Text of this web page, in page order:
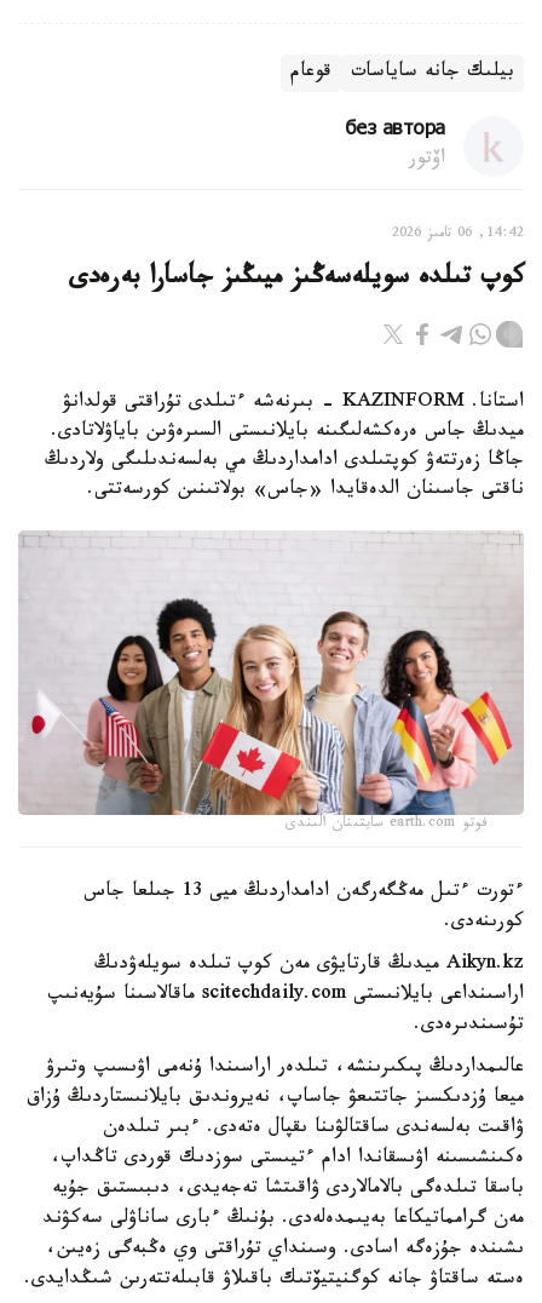
بيلىك جانە ساياسات قوعام
без автора
اۆتور
14:42, 06 تامىز 2026
كوپ تىلدە سويلەسەڭىز ميىڭىز جاسارا بەرەدى
استانا. KAZINFORM - بىرنەشە ءتىلدى تۇراقتى قولدانۋ
ميدىڭ جاس ەرەكشەلىگىنە بايلانىستى السىرەۋىن باياۋلاتادى.
جاڭا زەرتتەۋ كوپتىلدى ادامداردىڭ مي بەلسەندىلىگى ولاردىڭ
ناقتى جاسىنان الدەقايدا «جاس» بولاتىنىن كورسەتتى.
فوتو earth.com سايتىنان الىندى
ءتورت ءتىل مەڭگەرگەن ادامداردىڭ ميى 13 جىلعا جاس
كورىنەدى.
Aikyn.kz ميدىڭ قارتايۋى مەن كوپ تىلدە سويلەۋدىڭ
اراسىنداعى بايلانىستى scitechdaily.com ماقالاسىنا سۇيەنىپ
تۇسىندىرەدى.
عالىمداردىڭ پىكىرىنشە، تىلدەر اراسىندا ۇنەمى اۋىسىپ وتىرۋ
ميعا ۇزدىكسىز جاتتىعۋ جاساپ، نەيروندىق بايلانىستاردىڭ ۇزاق
ۋاقىت بەلسەندى ساقتالۋىنا ىقپال ەتەدى. ءبىر تىلدەن
ەكىنشىسىنە اۋىسقاندا ادام ءتيىستى سوزدىك قوردى تاڭداپ،
باسقا تىلدەگى بالامالاردى ۋاقىتشا تەجەيدى، دىبىستىق جۇيە
مەن گرامماتيكاعا بەيىمدەلەدى. بۇنىڭ ءبارى ساناۋلى سەكۋند
ىشىندە جۇزەگە اسادى. وسىنداي تۇراقتى وي ەڭبەگى زەيىن،
ەستە ساقتاۋ جانە كوگنيتيۆتىك باقىلاۋ قابىلەتتەرىن شىڭدايدى.